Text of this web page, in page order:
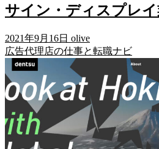
サイン・ディスプレ
2021年9月16日 olive
広告代理店の仕事と転職ナビ